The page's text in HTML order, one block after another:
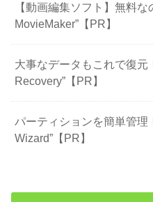
【動画編集ソフト】無料
MovieMaker”【PR】
大事なデータもこれで復元
Recovery”【PR】
パーティションを簡単管理
Wizard”【PR】